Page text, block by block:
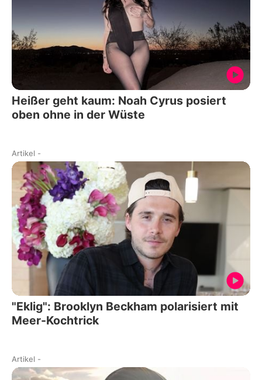
Heißer geht kaum: Noah Cyrus posiert
oben ohne in der Wüste
Artikel -
"Eklig": Brooklyn Beckham polarisiert mit
Meer-Kochtrick
Artikel -